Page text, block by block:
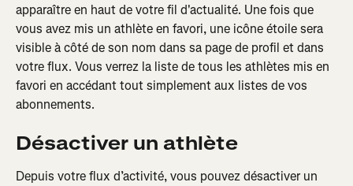
apparaître en haut de votre fil d'actualité. Une fois que
vous avez mis un athlète en favori, une icône étoile sera
visible à côté de son nom dans sa page de profil et dans
votre flux. Vous verrez la liste de tous les athlètes mis en
favori en accédant tout simplement aux listes de vos
abonnements.
Désactiver un athlète
Depuis votre flux d’activité, vous pouvez désactiver un